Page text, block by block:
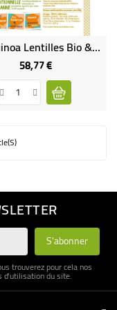
Riz Quinoa Lentilles Bio & Équitable VRAC RHD 5 Kg
58,77 €Prix
trouverez pour cela nos
d'utilisation du site.